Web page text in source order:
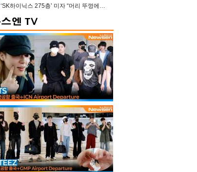
‘SK하이닉스 275층’ 미자 “머리 뚜껑에서 사, 주식만 안 해도 돈 버는 것”